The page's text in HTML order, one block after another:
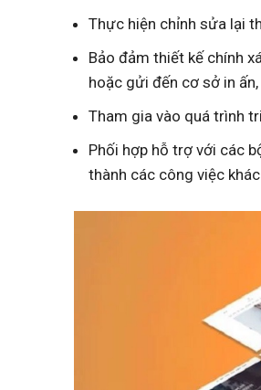
Thực hiện chỉnh sửa lại
Bảo đảm thiết kế chính
hoặc gửi đến cơ sở in ấn,
Tham gia vào quá trình
Phối hợp hỗ trợ với các
thành các công việc